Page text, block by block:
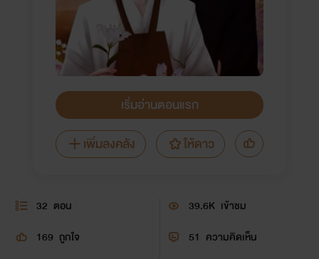
เริ่มอ่านตอนแรก
เพิ่มลงคลัง
ให้ดาว
32 ตอน 39.6K เข้าชม
169 ถูกใจ 51 ความคิดเห็น